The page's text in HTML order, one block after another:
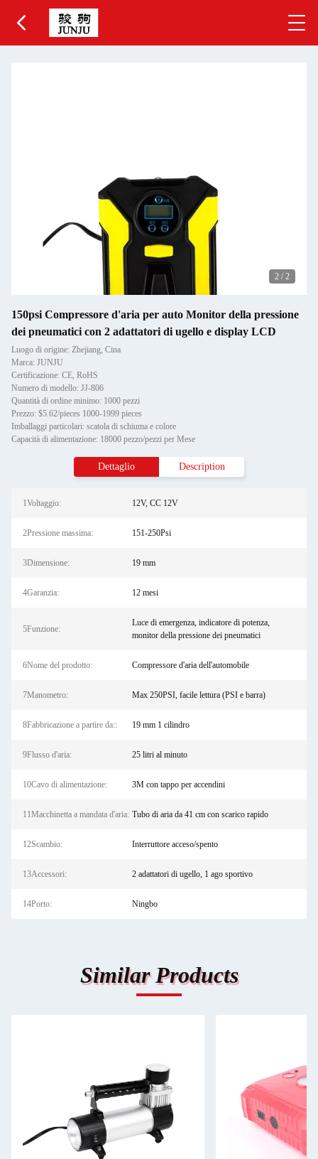
2 / 2
150psi Compressore d'aria per auto Monitor della pressione
dei pneumatici con 2 adattatori di ugello e display LCD
Luogo di origine: Zhejiang, Cina
Marca: JUNJU
Certificazione: CE, RoHS
Numero di modello: JJ-806
Quantità di ordine minimo: 1000 pezzi
Prezzo: $5.62/pieces 1000-1999 pieces
Imballaggi particolari: scatola di schiuma e colore
Capacità di alimentazione: 18000 pezzo/pezzi per Mese
Dettaglio Description
1Voltaggio: 12V, CC 12V
2Pressione massima: 151-250Psi
3Dimensione: 19 mm
4Garanzia: 12 mesi
5Funzione:
Luce di emergenza, indicatore di potenza,
monitor della pressione dei pneumatici
6Nome del prodotto: Compressore d'aria dell'automobile
7Manometro: Max 250PSI, facile lettura (PSI e barra)
8Fabbricazione a partire da:: 19 mm 1 cilindro
9Flusso d'aria: 25 litri al minuto
10Cavo di alimentazione: 3M con tappo per accendini
11Macchinetta a mandata d'aria: Tubo di aria da 41 cm con scarico rapido
12Scambio: Interruttore acceso/spento
13Accessori: 2 adattatori di ugello, 1 ago sportivo
14Porto: Ningbo
Similar Products